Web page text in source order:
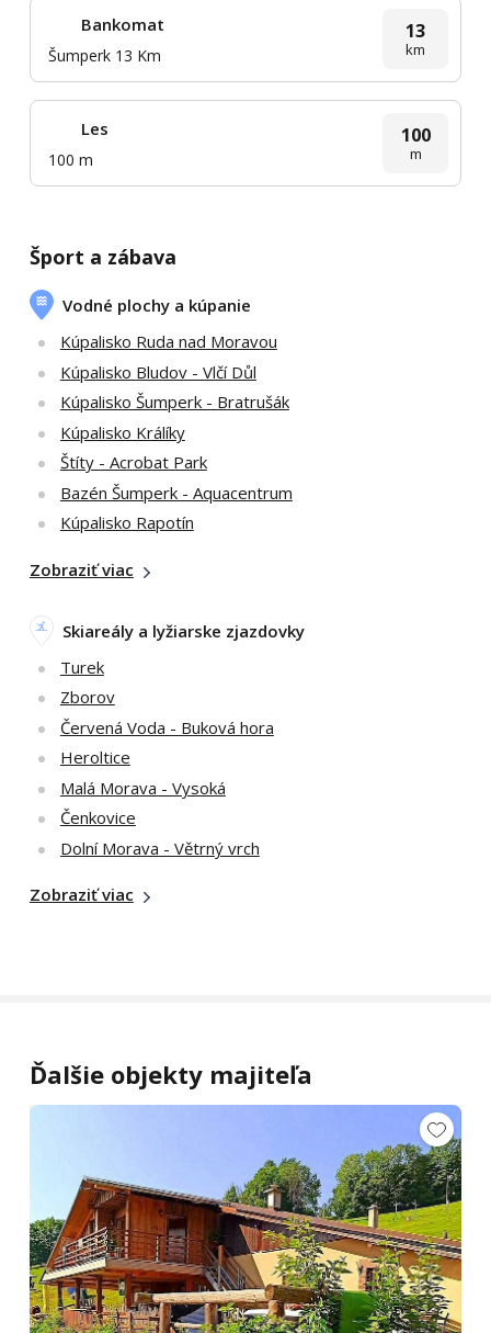
Bankomat
Šumperk 13 Km
13
km
Les
100 m
100
m
Šport a zábava
Vodné plochy a kúpanie
Kúpalisko Ruda nad Moravou
Kúpalisko Bludov - Vlčí Důl
Kúpalisko Šumperk - Bratrušák
Kúpalisko Králíky
Štíty - Acrobat Park
Bazén Šumperk - Aquacentrum
Kúpalisko Rapotín
Zobraziť viac
Skiareály a lyžiarske zjazdovky
Turek
Zborov
Červená Voda - Buková hora
Heroltice
Malá Morava - Vysoká
Čenkovice
Dolní Morava - Větrný vrch
Zobraziť viac
Ďalšie objekty majiteľa